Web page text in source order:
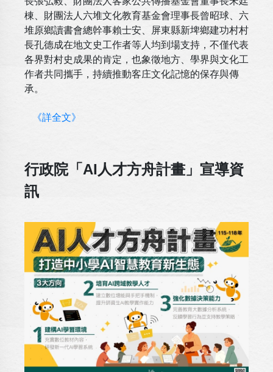
棟、財團法人六堆文化教育基金會理事長曾昭球、六
堆原鄉讀書會總幹事賴士安、屏東縣新埤鄉建功村村
長孔德成在地文史工作者等人均到場支持，不僅代表
各界對村史成果的肯定，也象徵地方、學界與文化工
作者共同攜手，持續推動客庄文化記憶的保存與傳
承。
《詳全文》
行政院「AI人才方舟計畫」宣導資
訊